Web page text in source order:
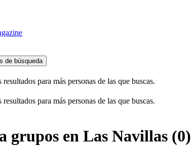
de búsqueda
para más personas de las que buscas.
para más personas de las que buscas.
grupos en Las Navillas (0)